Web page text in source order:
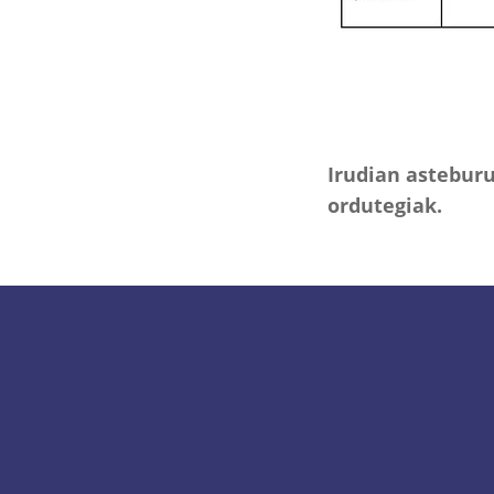
Irudian
ordutegiak.